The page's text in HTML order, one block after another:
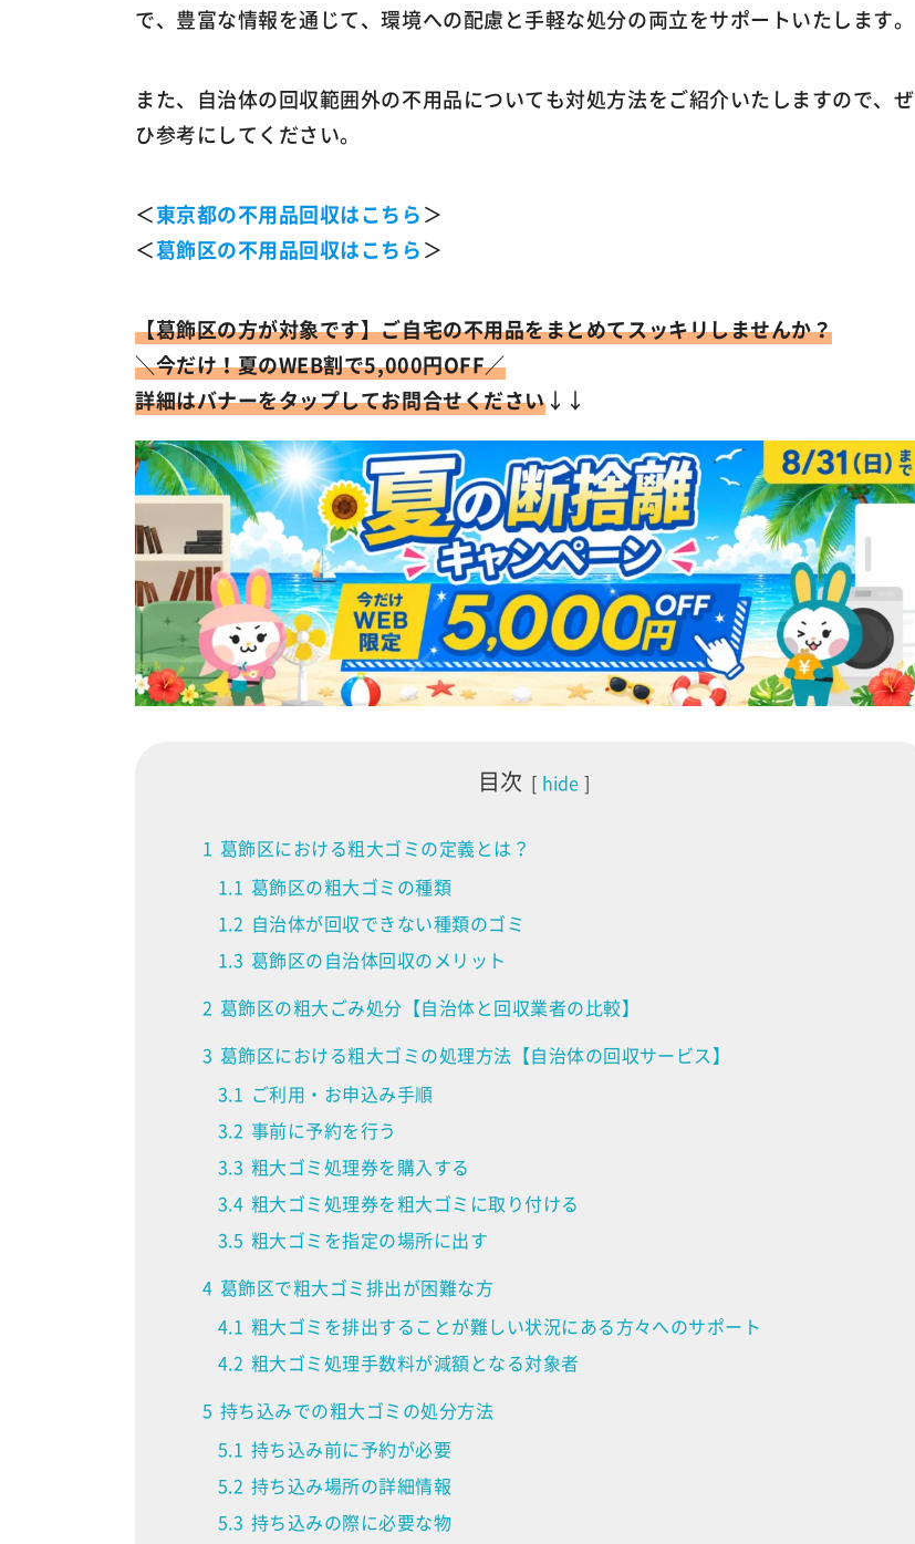
で、豊富な情報を通じて、環境への配慮と手軽な処分の両立をサポートいたします。
また、自治体の回収範囲外の不用品についても対処方法をご紹介いたしますので、ぜ
ひ参考にしてください。
＜東京都の不用品回収はこちら＞
＜葛飾区の不用品回収はこちら＞
【葛飾区の方が対象です】ご自宅の不用品をまとめてスッキリしませんか？
＼今だけ！夏のWEB割で5,000円OFF／
詳細はバナーをタップしてお問合せください↓↓
目次 hide
1 葛飾区における粗大ゴミの定義とは？
1.1 葛飾区の粗大ゴミの種類
1.2 自治体が回収できない種類のゴミ
1.3 葛飾区の自治体回収のメリット
2 葛飾区の粗大ごみ処分【自治体と回収業者の比較】
3 葛飾区における粗大ゴミの処理方法【自治体の回収サービス】
3.1 ご利用・お申込み手順
3.2 事前に予約を行う
3.3 粗大ゴミ処理券を購入する
3.4 粗大ゴミ処理券を粗大ゴミに取り付ける
3.5 粗大ゴミを指定の場所に出す
4 葛飾区で粗大ゴミ排出が困難な方
4.1 粗大ゴミを排出することが難しい状況にある方々へのサポート
4.2 粗大ゴミ処理手数料が減額となる対象者
5 持ち込みでの粗大ゴミの処分方法
5.1 持ち込み前に予約が必要
5.2 持ち込み場所の詳細情報
5.3 持ち込みの際に必要な物